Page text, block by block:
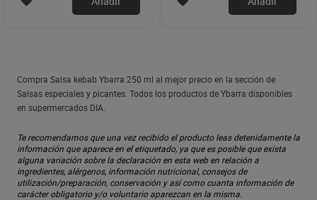
Compra Salsa kebab Ybarra 250 ml al mejor precio en la sección de
Salsas especiales y picantes. Todos los productos de Ybarra disponibles
en supermercados DIA.
Te recomendamos que una vez recibido el producto leas detenidamente la
información que aparece en el etiquetado, ya que es posible que exista
alguna variación sobre la declaración en esta web en relación a
ingredientes, alérgenos, información nutricional, consejos de
utilización/preparación, conservación y así como cuanta información de
carácter obligatorio y/o voluntario aparezcan en la misma.